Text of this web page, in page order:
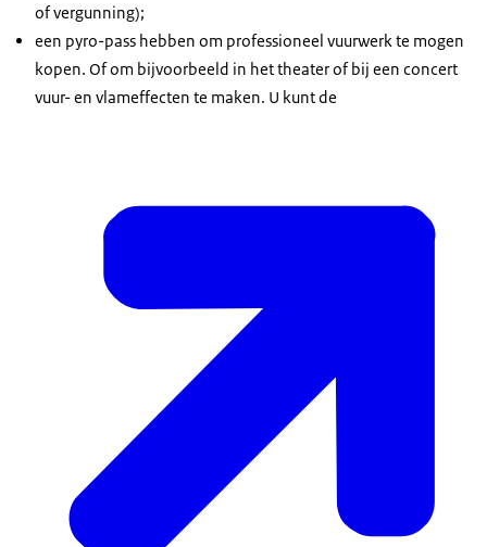
of vergunning);
een pyro-pass hebben om professioneel vuurwerk te mogen
kopen. Of om bijvoorbeeld in het theater of bij een concert
vuur- en vlameffecten te maken. U kunt de